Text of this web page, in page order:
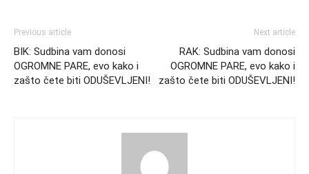
Previous article
BIK: Sudbina vam donosi
OGROMNE PARE, evo kako i
zašto čete biti ODUŠEVLJENI!
Next article
RAK: Sudbina vam donosi
OGROMNE PARE, evo kako i
zašto čete biti ODUŠEVLJENI!